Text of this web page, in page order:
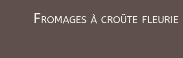
Fromages à croûte fleurie